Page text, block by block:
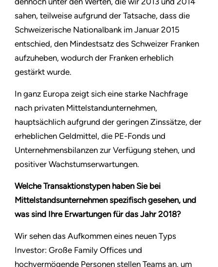
sahen, teilweise aufgrund der Tatsache, dass die
Schweizerische Nationalbank im Januar 2015
entschied, den Mindestsatz des Schweizer Franken
aufzuheben, wodurch der Franken erheblich
gestärkt wurde.
In ganz Europa zeigt sich eine starke Nachfrage
nach privaten Mittelstandunternehmen,
hauptsächlich aufgrund der geringen Zinssätze, der
erheblichen Geldmittel, die PE-Fonds und
Unternehmensbilanzen zur Verfügung stehen, und
positiver Wachstumserwartungen.
Welche Transaktionstypen haben Sie bei
Mittelstandsunternehmen spezifisch gesehen, und
was sind Ihre Erwartungen für das Jahr 2018?
Wir sehen das Aufkommen eines neuen Typs
Investor: Große Family Offices und
hochvermögende Personen stellen Teams an, um